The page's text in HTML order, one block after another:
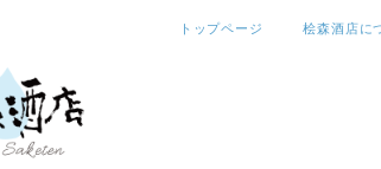
トップページ 桧森酒店に